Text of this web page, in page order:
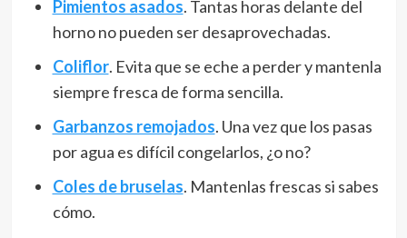
Pimientos asados. Tantas horas delante del
horno no pueden ser desaprovechadas.
Coliflor. Evita que se eche a perder y mantenla
siempre fresca de forma sencilla.
Garbanzos remojados. Una vez que los pasas
por agua es difícil congelarlos, ¿o no?
Coles de bruselas. Mantenlas frescas si sabes
cómo.